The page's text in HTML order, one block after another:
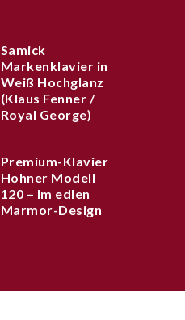
Samick
Markenklavier in
Weiß Hochglanz
(Klaus Fenner /
Royal George)
Premium-Klavier
Hohner Modell
120 – Im edlen
Marmor-Design